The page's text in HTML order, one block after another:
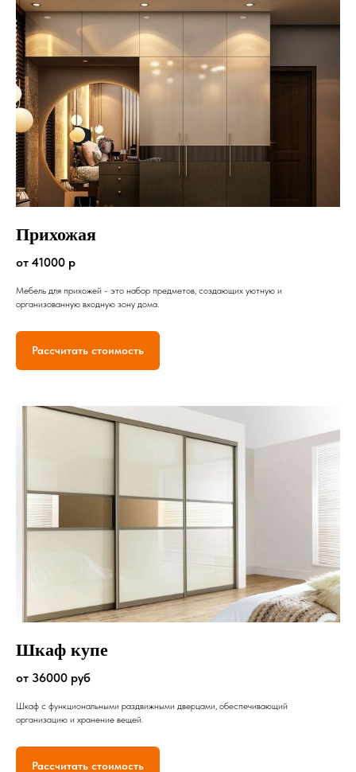
Прихожая
от 41000 р
Мебель для прихожей - это набор предметов, создающих уютную и
организованную входную зону дома.
Рассчитать стоимость
Шкаф купе
от 36000 руб
Шкаф с функциональными раздвижными дверцами, обеспечивающий
организацию и хранение вещей.
Рассчитать стоимость